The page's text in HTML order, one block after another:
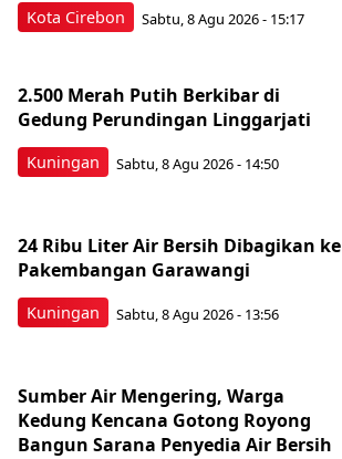
Kota Cirebon Sabtu, 8 Agu 2026 - 15:17
Kuningan
2.500 Merah Putih Berkibar di
Gedung Perundingan Linggarjati
Sabtu, 8 Agu 2026 - 14:50
Kuningan
24 Ribu Liter Air Bersih Dibagikan ke
Pakembangan Garawangi
Sabtu, 8 Agu 2026 - 13:56
Sumber Air Mengering, Warga
Kedung Kencana Gotong Royong
Bangun Sarana Penyedia Air Bersih